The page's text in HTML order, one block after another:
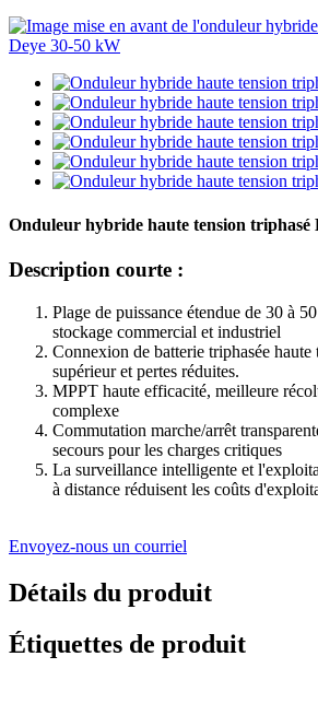
Onduleur hybride haute tension triphasé
Description courte :
Plage de puissance étendue de 30 à
stockage commercial et industriel
Connexion de batterie triphasée haute
supérieur et pertes réduites.
MPPT haute efficacité, meilleure
complexe
Commutation marche/arrêt
secours pour les charges critiques
La surveillance intelligente et
à distance réduisent les coûts
Envoyez-nous un courriel
Détails du produit
Étiquettes de produit